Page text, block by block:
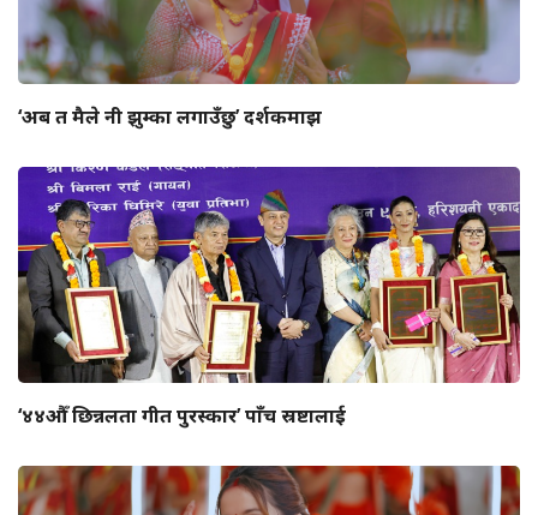
‘अब त मैले नी झुम्का लगाउँछु’ दर्शकमाझ
‘४४औँ छिन्नलता गीत पुरस्कार’ पाँच स्रष्टालाई